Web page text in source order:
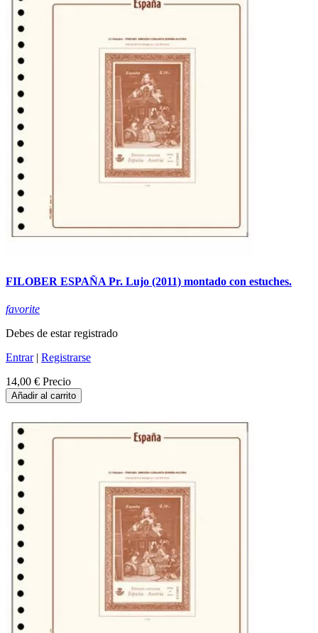
FILOBER ESPAÑA Pr. Lujo (2011) montado con estuches.
favorite
Debes de estar registrado
Entrar| Registrarse
14,00 € Precio
Añadir al carrito